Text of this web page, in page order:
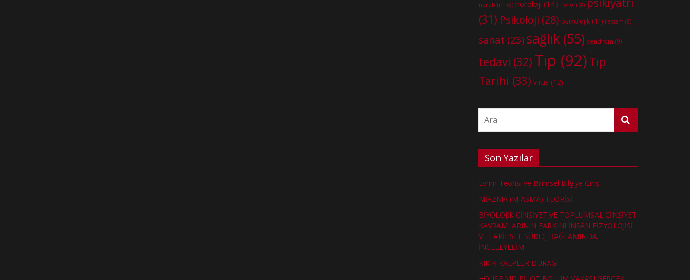
nörobilim (8) nöroloji (14) nöron (8)
(31) Psikoloji (28) psikolojik (11) ressam (8)
sanat (23) sağlık (55) sendrom (9)
tedavi (32) Tıp (92) Tıp
Tarihi (33) virüs (12)
Son Yazılar
Evrim Teorisi ve Bilimsel Bilgiye Giriş
MİAZMA (MIASMA) TEORİSİ
BİYOLOJİK CİNSİYET VE TOPLUMSAL CİNSİYET
KAVRAMLARININ FARKINI İNSAN FİZYOLOJİSİ
VE TARİHSEL SÜREÇ BAĞLAMINDA
İNCELEYELİM
KIRIK KALPLER DURAĞI